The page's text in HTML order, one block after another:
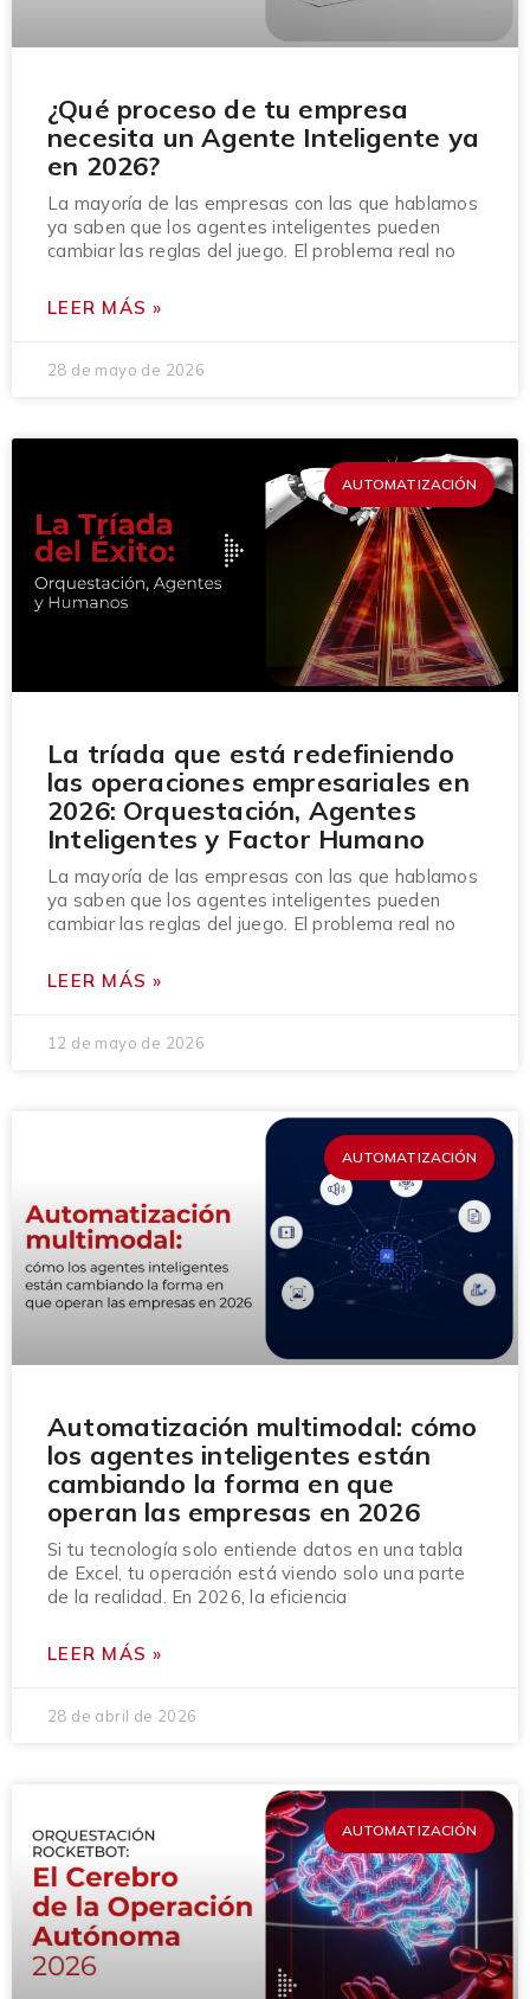
¿Qué proceso de tu empresa
necesita un Agente Inteligente ya
en 2026?
La mayoría de las empresas con las que hablamos
ya saben que los agentes inteligentes pueden
cambiar las reglas del juego. El problema real no
LEER MÁS »
28 de mayo de 2026
AUTOMATIZACIÓN
La tríada que está redefiniendo
las operaciones empresariales en
2026: Orquestación, Agentes
Inteligentes y Factor Humano
La mayoría de las empresas con las que hablamos
ya saben que los agentes inteligentes pueden
cambiar las reglas del juego. El problema real no
LEER MÁS »
12 de mayo de 2026
AUTOMATIZACIÓN
Automatización multimodal: cómo
los agentes inteligentes están
cambiando la forma en que
operan las empresas en 2026
Si tu tecnología solo entiende datos en una tabla
de Excel, tu operación está viendo solo una parte
de la realidad. En 2026, la eficiencia
LEER MÁS »
28 de abril de 2026
AUTOMATIZACIÓN